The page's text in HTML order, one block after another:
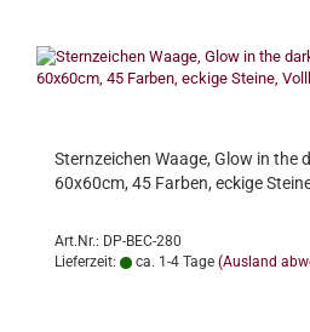
Sternzeichen Waage, Glow in the
60x60cm, 45 Farben, eckige
Art.Nr.: DP-BEC-280
Lieferzeit:
ca. 1-4 Tage (Ausland